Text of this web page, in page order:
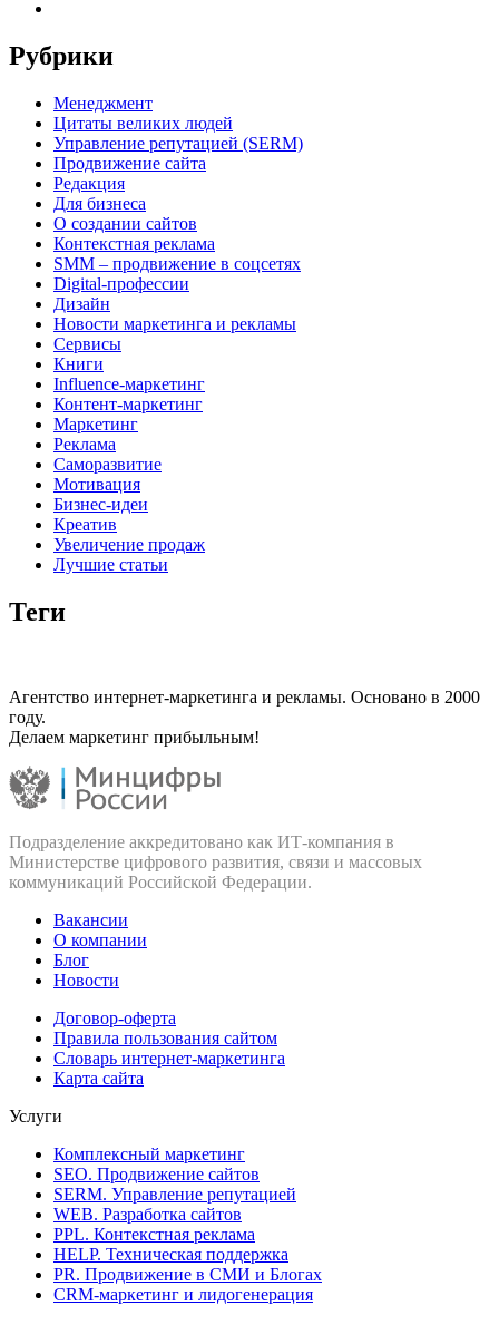
Рубрики
Менеджмент
Цитаты великих людей
Управление репутацией (SERM)
Продвижение сайта
Редакция
Для бизнеса
О создании сайтов
Контекстная реклама
SMM – продвижение в соцсетях
Digital-профессии
Дизайн
Новости маркетинга и рекламы
Сервисы
Книги
Influence-маркетинг
Контент-маркетинг
Маркетинг
Реклама
Саморазвитие
Мотивация
Бизнес-идеи
Креатив
Увеличение продаж
Лучшие статьи
Теги
Агентство интернет-маркетинга и рекламы. Основано в 2000
году.
Делаем маркетинг прибыльным!
Подразделение аккредитовано как ИТ‑компания в
Министерстве цифрового развития, связи и массовых
коммуникаций Российской Федерации.
Вакансии
О компании
Блог
Новости
Договор-оферта
Правила пользования сайтом
Словарь интернет-маркетинга
Карта сайта
Услуги
Комплексный маркетинг
SEO. Продвижение сайтов
SERM. Управление репутацией
WEB. Разработка сайтов
PPL. Контекстная реклама
HELP. Техническая поддержка
PR. Продвижение в СМИ и Блогах
CRM-маркетинг и лидогенерация